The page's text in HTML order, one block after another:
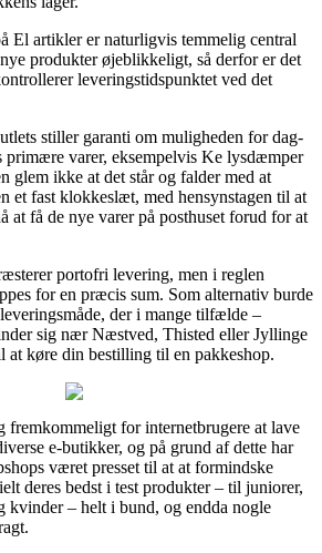
El artikler er naturligvis temmelig central
produkter øjeblikkeligt, så derfor er det
leveringstidspunktet ved det
stiller garanti om muligheden for dag-
primære varer, eksempelvis Ke lysdæmper
glem ikke at det står og falder med at
et fast klokkeslæt, med hensynstagen til at
at få de nye varer på posthuset forud for at
portofri levering, men i reglen
for en præcis sum. Som alternativ burde
der i mange tilfælde –
sig nær Næstved, Thisted eller Jyllinge
at køre din bestilling til en pakkeshop.
fremkommeligt for internetbrugere at lave
e-butikker, og på grund af dette har
været presset til at at formindske
deres bedst i test produkter – til juniorer,
kvinder – helt i bund, og endda nogle